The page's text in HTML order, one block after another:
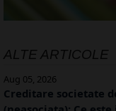
ALTE ARTICOLE
Aug 05, 2026
Creditare societate